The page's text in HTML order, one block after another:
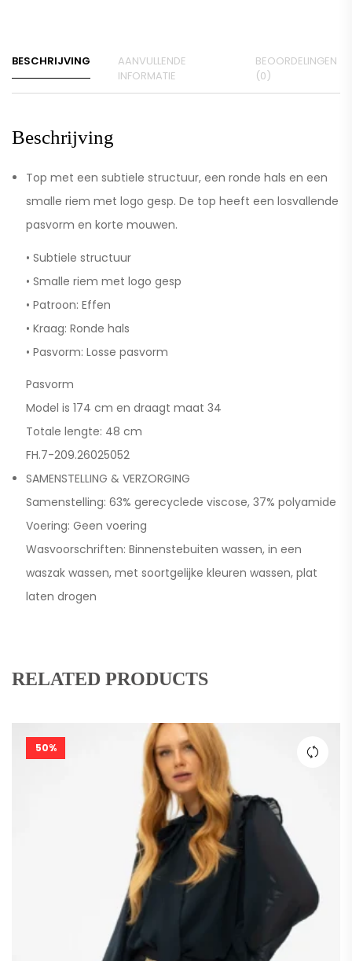
BESCHRIJVING
AANVULLENDE
INFORMATIE
BEOORDELINGEN
(0)
Beschrijving
Top met een subtiele structuur, een ronde hals en een
smalle riem met logo gesp. De top heeft een losvallende
pasvorm en korte mouwen.
• Subtiele structuur
• Smalle riem met logo gesp
• Patroon: Effen
• Kraag: Ronde hals
• Pasvorm: Losse pasvorm
Pasvorm
Model is 174 cm en draagt maat 34
Totale lengte: 48 cm
FH.7-209.26025052
SAMENSTELLING & VERZORGING
Samenstelling: 63% gerecyclede viscose, 37% polyamide
Voering: Geen voering
Wasvoorschriften: Binnenstebuiten wassen, in een
waszak wassen, met soortgelijke kleuren wassen, plat
laten drogen
RELATED PRODUCTS
50%